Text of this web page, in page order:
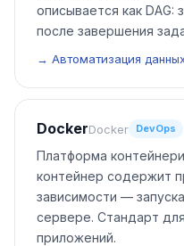
описывается как DAG:
после завершения
→ Автоматизация
DockerDocker DevOps
Платформа
контейнер содержит
зависимости —
сервере. Стандарт
приложений.